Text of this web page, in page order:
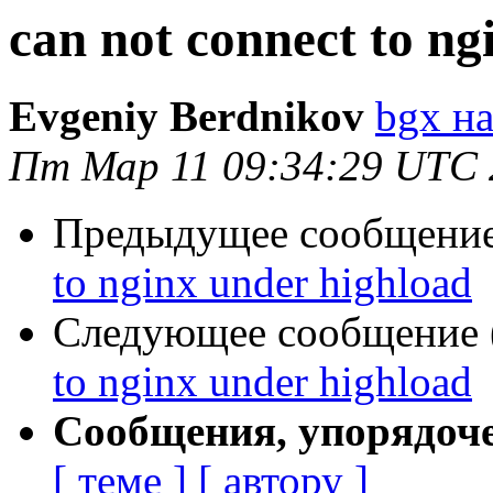
can not connect to
Evgeniy Berdnikov bgx
Пт Мар 11 09:34:29 UTC
Предыдущее
to nginx under highload
Следующее сообщение
to nginx under highload
Сообщения,
[ теме ] [ автору ]